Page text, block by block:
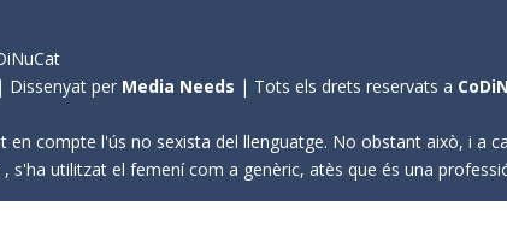
| Dissenyat per Media Needs | Tots els drets reservats a
en compte l'ús no sexista del llenguatge. No obstant això, i a
s'ha utilitzat el femení com a genèric, atès que és una